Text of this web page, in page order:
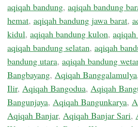
aqiqah bandung, aqiqah bandung
hemat, aqiqah bandung jawa barat,
kidul, aqiqah bandung kulon,
aqiqah bandung selatan, aqiqah
bandung utara, aqiqah bandung
Bangbayang, Aqiqah Banggalamulya
Ilir, Aqiqah Bangodua, Aqiqah
Bangunjaya, Aqiqah Bangunkarya,
Aqiqah Banjar, Aqiqah Banjar Sari,